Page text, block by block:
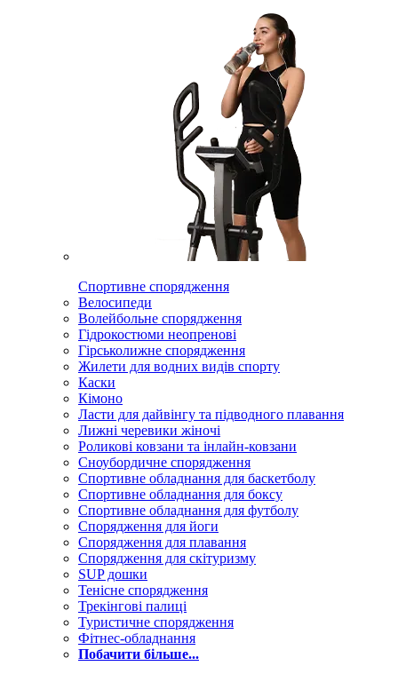
Спортивне спорядження
Велосипеди
Волейбольне спорядження
Гідрокостюми неопренові
Гірськолижне спорядження
Жилети для водних видів спорту
Каски
Кімоно
Ласти для дайвінгу та підводного плавання
Лижні черевики жіночі
Роликові ковзани та інлайн-ковзани
Сноубордичне спорядження
Спортивне обладнання для баскетболу
Спортивне обладнання для боксу
Спортивне обладнання для футболу
Спорядження для йоги
Спорядження для плавання
Спорядження для скітуризму
SUP дошки
Тенісне спорядження
Трекінгові палиці
Туристичне спорядження
Фітнес-обладнання
Побачити більше...